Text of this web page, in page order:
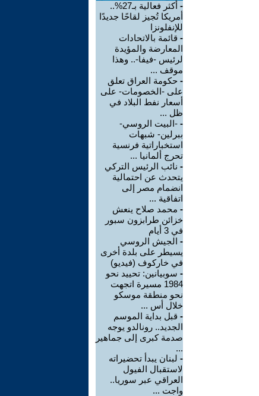
-
أكثر فعالية بـ27%..
أمريكا تُجيز لقاحًا جديدًا
للإنفلونزا
- قائمة بالاتحادات
المعارضة والمؤيدة
لرئيس -فيفا-.. وهذا
موقف ...
- حكومة العراق تعلق
على -الخصومات- على
أسعار نفط البلاد في
ظل ...
- -البيت الروسي-
ببرلين- شبهات
استخباراتية فرنسية
تحرج ألمانيا ...
- نائب الرئيس التركي
يتحدث عن احتمالية
انضمام مصر إلى
اتفاقية ...
- محمد صلاح ينعش
خزائن طرابزون سبور
في 3 أيام
- الجيش الروسي
يسيطر على بلدة أخرى
في خاركوف (فيديو)
- سوبيانين: تحييد نحو
1984 مسيرة اتجهت
نحو منطقة موسكو
خلال أس ...
- قبل بداية الموسم
الجديد.. رونالدو يوجه
صدمة كبرى إلى جماهير
...
- لبنان يبدأ تحضيراته
لاستقبال الفيول
العراقي عبر سوريا..
واجت ...